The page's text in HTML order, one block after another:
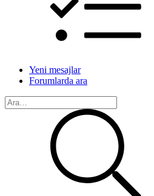
Yeni mesajlar
Forumlarda ara